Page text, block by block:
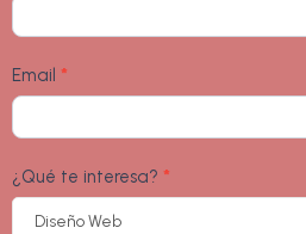
Email *
¿Qué te interesa? *
Diseño Web